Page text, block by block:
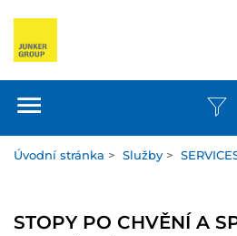
Úvodní stránka > Služby >
STOPY PO CHVĚNÍ A